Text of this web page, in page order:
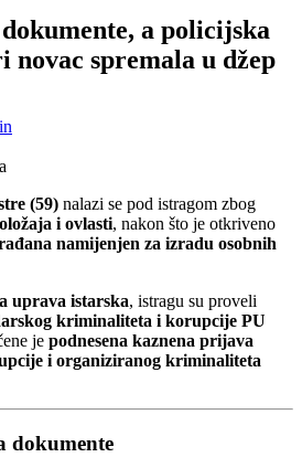
a policijska
novac spremala u džep
(59) nalazi se pod istragom zbog
i ovlasti, nakon što je otkriveno
namijenjen za izradu osobnih
uprava istarska, istragu su proveli
kriminaliteta i korupcije PU
je podnesena kaznena prijava
i organiziranog kriminaliteta
dokumente